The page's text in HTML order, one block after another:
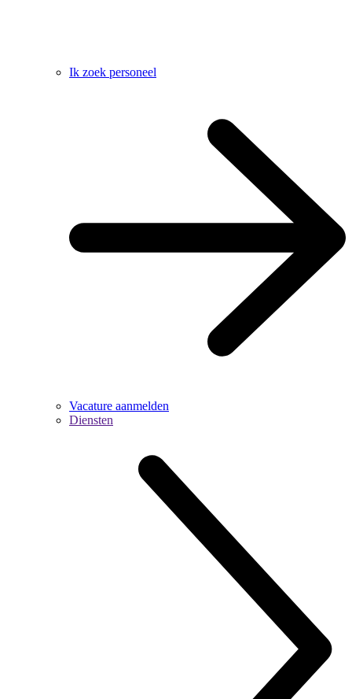
Ik zoek personeel
Vacature aanmelden
Diensten